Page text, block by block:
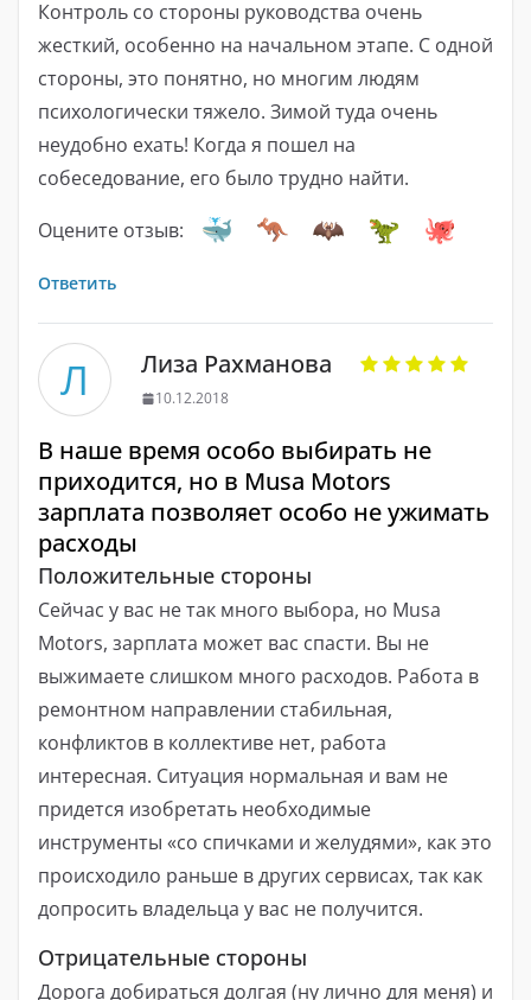
Контроль со стороны руководства очень
жесткий, особенно на начальном этапе. С одной
стороны, это понятно, но многим людям
психологически тяжело. Зимой туда очень
неудобно ехать! Когда я пошел на
собеседование, его было трудно найти.
Оцените отзыв:
Ответить
Л Лиза Рахманова
10.12.2018
В наше время особо выбирать не
приходится, но в Musa Motors
зарплата позволяет особо не ужимать
расходы
Положительные стороны
Сейчас у вас не так много выбора, но Musa
Motors, зарплата может вас спасти. Вы не
выжимаете слишком много расходов. Работа в
ремонтном направлении стабильная,
конфликтов в коллективе нет, работа
интересная. Ситуация нормальная и вам не
придется изобретать необходимые
инструменты «со спичками и желудями», как это
происходило раньше в других сервисах, так как
допросить владельца у вас не получится.
Отрицательные стороны
Дорога добираться долгая (ну лично для меня) и